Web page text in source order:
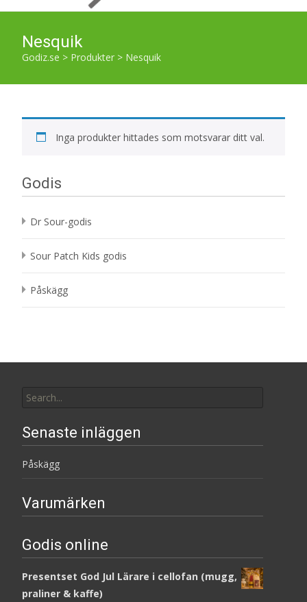
Nesquik
Godiz.se > Produkter > Nesquik
Inga produkter hittades som motsvarar ditt val.
Godis
Dr Sour-godis
Sour Patch Kids godis
Påskägg
for:
Senaste inläggen
Påskägg
Varumärken
Godis online
Presentset God Jul Lärare i cellofan (mugg,
praliner & kaffe)